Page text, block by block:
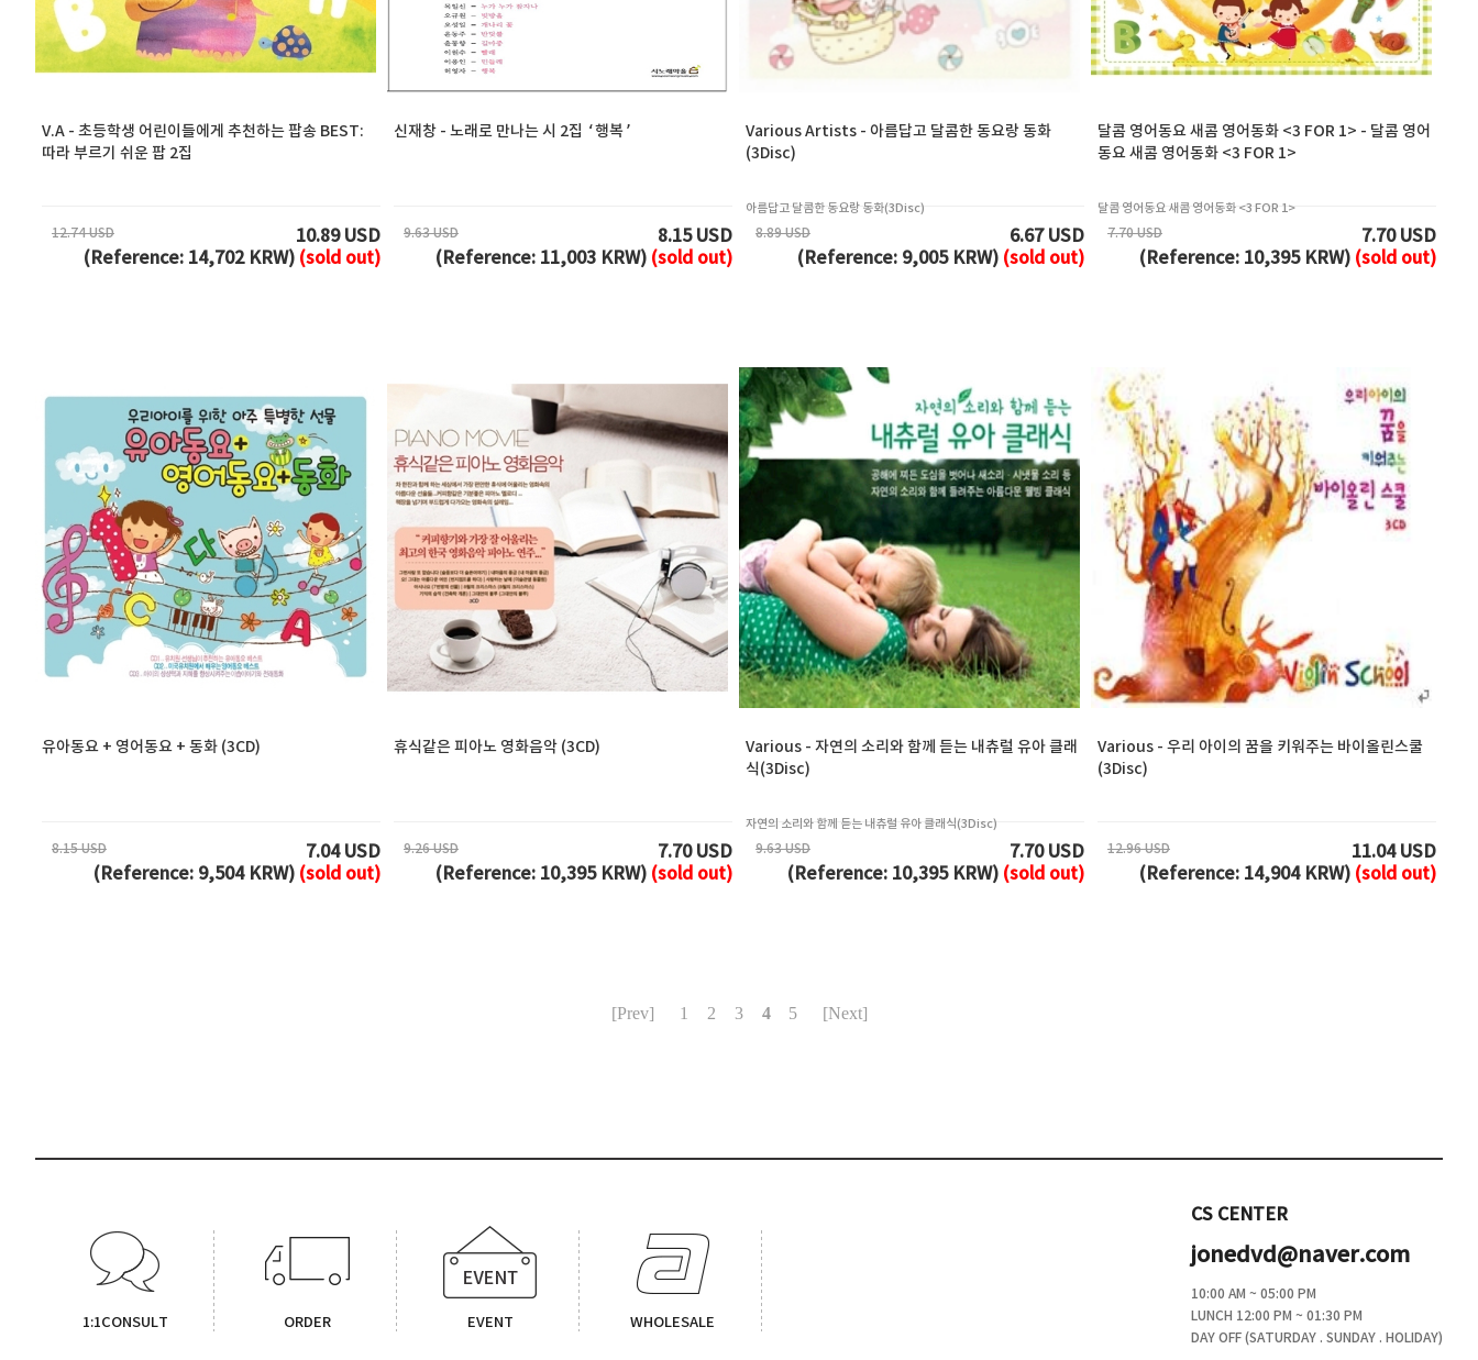
V.A - 초등학생 어린이들에게 추천하는 팝송 BEST:
따라 부르기 쉬운 팝 2집
12.74 USD
10.89 USD
(Reference: 14,702 KRW) (sold out)
신재창 - 노래로 만나는 시 2집 ‘행복’
9.63 USD
8.15 USD
(Reference: 11,003 KRW) (sold out)
Various Artists - 아름답고 달콤한 동요랑 동화
(3Disc)
아름답고 달콤한 동요랑 동화(3Disc)
8.89 USD
6.67 USD
(Reference: 9,005 KRW) (sold out)
달콤 영어동요 새콤 영어동화 <3 FOR 1> - 달콤 영어
동요 새콤 영어동화 <3 FOR 1>
달콤 영어동요 새콤 영어동화 <3 FOR 1>
7.70 USD
7.70 USD
(Reference: 10,395 KRW) (sold out)
유아동요 + 영어동요 + 동화 (3CD)
8.15 USD
7.04 USD
(Reference: 9,504 KRW) (sold out)
휴식같은 피아노 영화음악 (3CD)
9.26 USD
7.70 USD
(Reference: 10,395 KRW) (sold out)
Various - 자연의 소리와 함께 듣는 내츄럴 유아 클래
식(3Disc)
자연의 소리와 함께 듣는 내츄럴 유아 클래식(3Disc)
9.63 USD
7.70 USD
(Reference: 10,395 KRW) (sold out)
Various - 우리 아이의 꿈을 키워주는 바이올린스쿨
(3Disc)
12.96 USD
11.04 USD
(Reference: 14,904 KRW) (sold out)
[Prev] 1 2 3 4 5 [Next]
1:1CONSULT ORDER EVENT WHOLESALE
CS CENTER
jonedvd@naver.com
10:00 AM ~ 05:00 PM
LUNCH 12:00 PM ~ 01:30 PM
DAY OFF (SATURDAY . SUNDAY . HOLIDAY)